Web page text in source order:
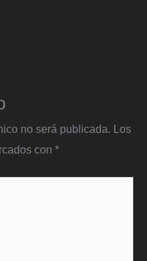
no será publicada. Los
con *